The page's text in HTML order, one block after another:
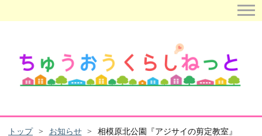
トップ > お知らせ > 相模原北公園『アジサイの剪定教室』